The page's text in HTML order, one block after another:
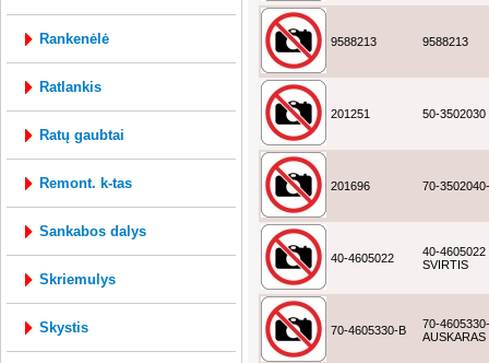
rankenėlė
ratlankis
ratų gaubtai
remont. k-tas
sankabos dalys
skriemulys
skystis
9588213 9588213
201251 50-3502030
201696 70-
40-4605022
40-4605022
SVIRTIS
70-4605330-B
70-
AUSKARAS